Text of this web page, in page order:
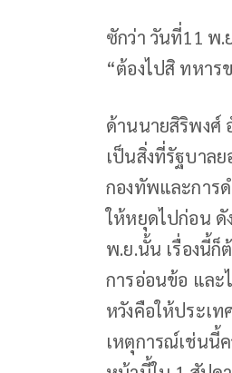
ซักว่า วันที่11 พ.
“ต้องไปสิ ทหาร
ด้านนายสิริพงศ์
เป็นสิ่งที่รัฐบาล
กองทัพและการ
ให้หยุดไปก่อน ดั
พ.ย.นั้น เรื่องนี้ก็
การอ่อนข้อ และ
หวังคือให้ประเ
เหตุการณ์เช่นนี้